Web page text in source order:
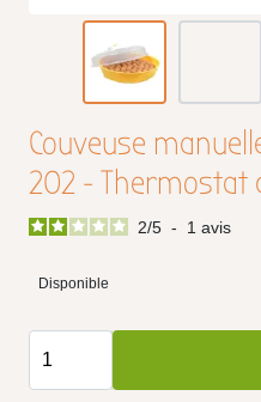
Couveuse
202 - Thermostat
2/5 - 1 avis
Disponible